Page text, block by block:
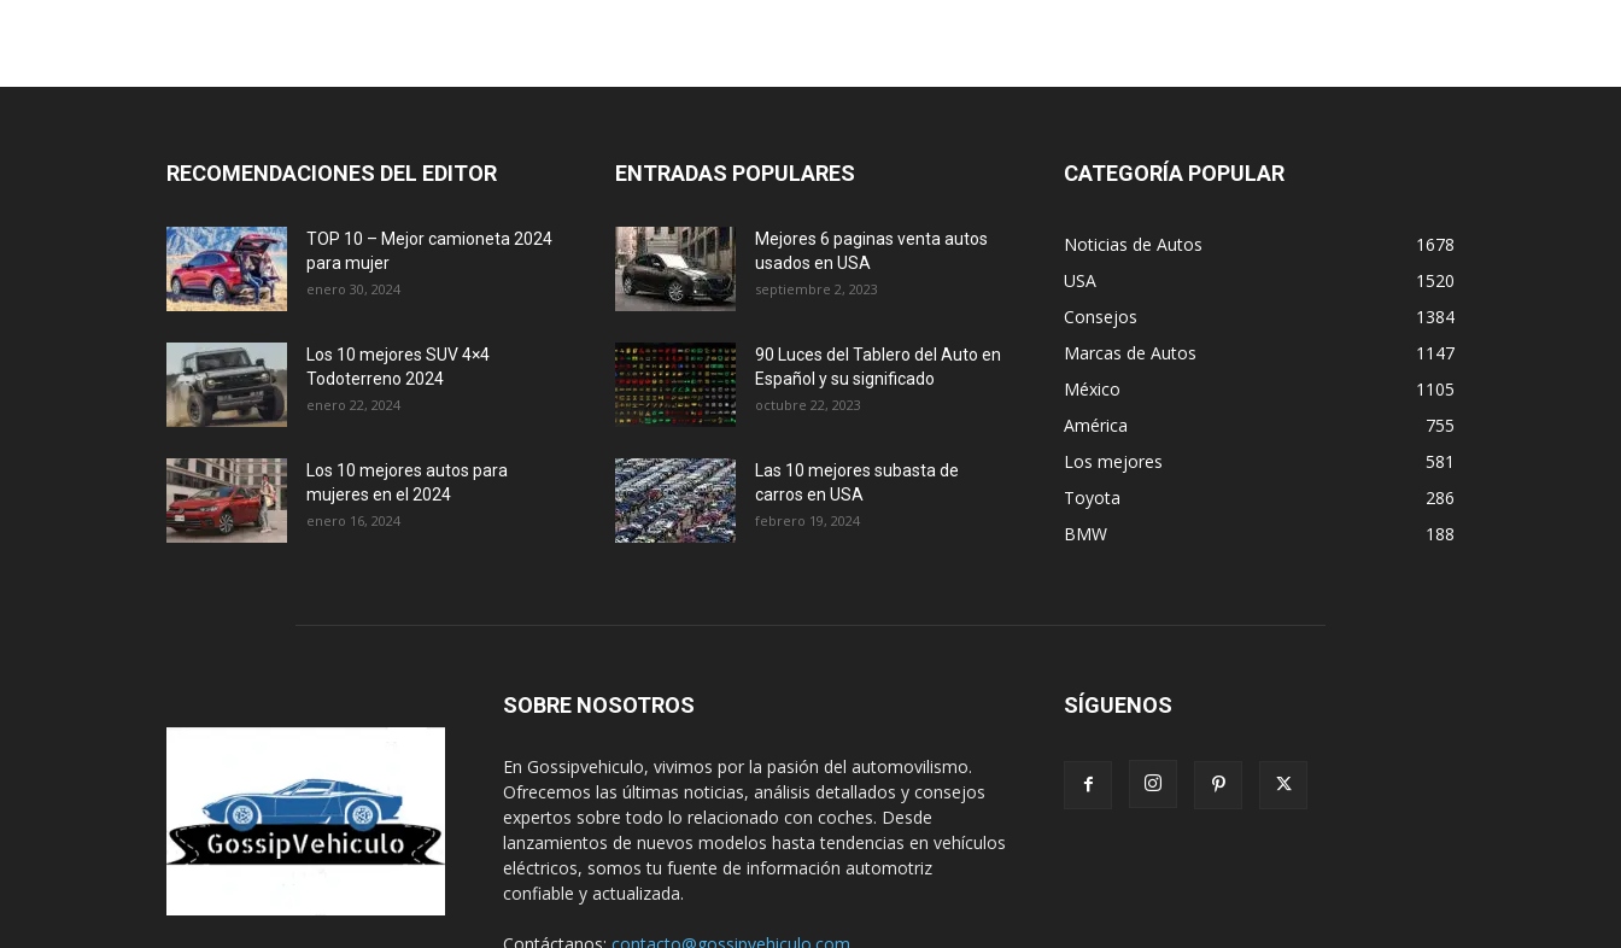
RECOMENDACIONES DEL EDITOR
TOP 10 – Mejor camioneta 2024
para mujer
enero 30, 2024
Los 10 mejores SUV 4×4
Todoterreno 2024
enero 22, 2024
Los 10 mejores autos para
mujeres en el 2024
enero 16, 2024
ENTRADAS POPULARES
Mejores 6 paginas venta autos
usados en USA
septiembre 2, 2023
90 Luces del Tablero del Auto en
Español y su significado
octubre 22, 2023
Las 10 mejores subasta de
carros en USA
febrero 19, 2024
CATEGORÍA POPULAR
Noticias de Autos
1678
USA
1520
Consejos
1384
Marcas de Autos
1147
México
1105
América
755
Los mejores
581
Toyota
286
BMW
188
SOBRE NOSOTROS
En Gossipvehiculo, vivimos por la pasión del automovilismo.
Ofrecemos las últimas noticias, análisis detallados y consejos
expertos sobre todo lo relacionado con coches. Desde
lanzamientos de nuevos modelos hasta tendencias en vehículos
eléctricos, somos tu fuente de información automotriz
confiable y actualizada.
SÍGUENOS